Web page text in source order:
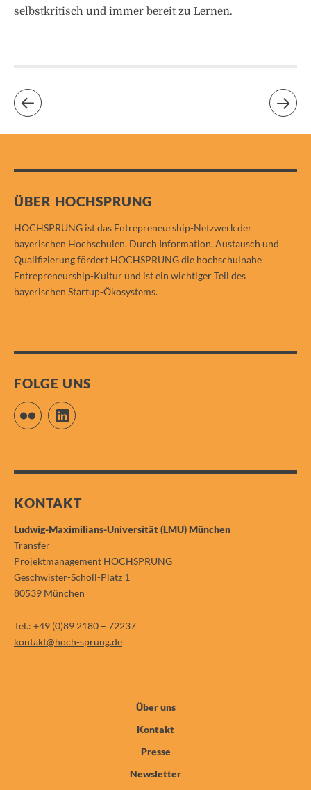
selbstkritisch und immer bereit zu Lernen.
ÜBER HOCHSPRUNG
HOCHSPRUNG ist das Entrepreneurship-Netzwerk der
bayerischen Hochschulen. Durch Information, Austausch und
Qualifizierung fördert HOCHSPRUNG die hochschulnahe
Entrepreneurship-Kultur und ist ein wichtiger Teil des
bayerischen Startup-Ökosystems.
FOLGE UNS
Flickr LinkedIn
KONTAKT
Ludwig-Maximilians-Universität (LMU) München
Transfer
Projektmanagement HOCHSPRUNG
Geschwister-Scholl-Platz 1
80539 München
Tel.: +49 (0)89 2180 – 72237
kontakt@hoch-sprung.de
Über uns
Kontakt
Presse
Newsletter